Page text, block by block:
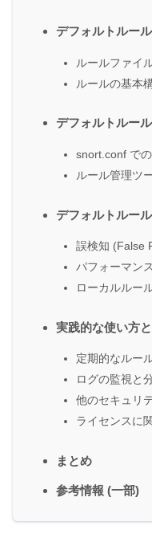
デフォルトルー
ルールファイ
ルールの基本
デフォルトルー
snort.conf で
ルール管理ツ
デフォルトルー
誤検知 (False
パフォーマン
ローカルルー
実践的な使い方
定期的なルー
ログの監視と
他のセキュリ
ライセンスに
まとめ
参考情報 (一部)